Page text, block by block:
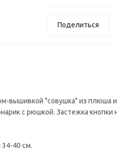
Поделиться
вышивкой "совушка" из плюша
с рюшкой. Застежка кнопки
40 см.